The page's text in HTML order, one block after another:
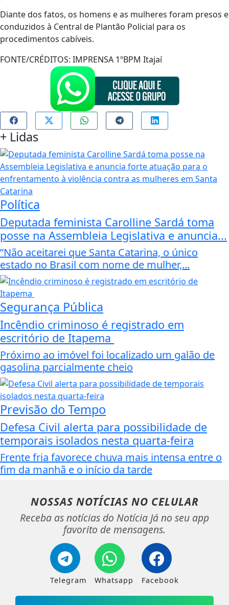
Diante dos fatos, os homens e as mulheres foram presos e
conduzidos à Central de Plantão Policial para os
procedimentos cabíveis.
FONTE/CRÉDITOS: IMPRENSA 1ºBPM Itajaí
+ Lidas
Política
Deputada feminista Carolline Sardá toma
posse na Assembleia Legislativa e anuncia...
”Não aceitarei que Santa Catarina, o único
estado no Brasil com nome de mulher,...
Segurança Pública
Incêndio criminoso é registrado em
escritório de Itapema
Próximo ao imóvel foi localizado um galão de
gasolina parcialmente cheio
Previsão do Tempo
Defesa Civil alerta para possibilidade de
temporais isolados nesta quarta-feira
Frente fria favorece chuva mais intensa entre o
fim da manhã e o início da tarde
NOSSAS NOTÍCIAS NO CELULAR
Receba as notícias do Notícia Já no seu app
favorito de mensagens.
Telegram Whatsapp Facebook